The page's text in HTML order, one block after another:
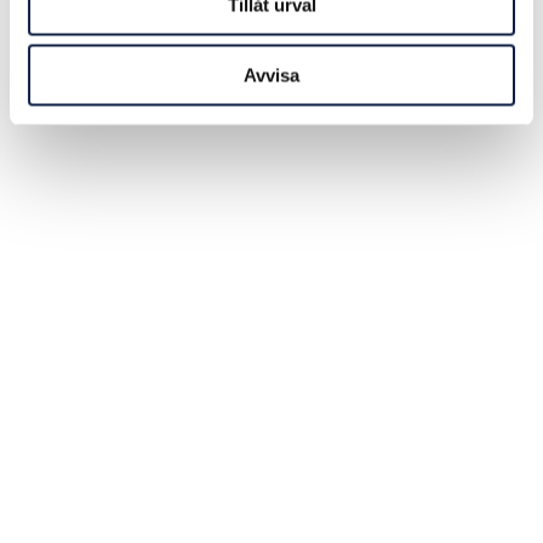
Tillåt urval
Avvisa